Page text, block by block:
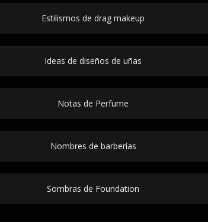
Estilismos de drag makeup
Ideas de diseños de uñas
Notas de Perfume
Nombres de barberías
Sombras de Foundation